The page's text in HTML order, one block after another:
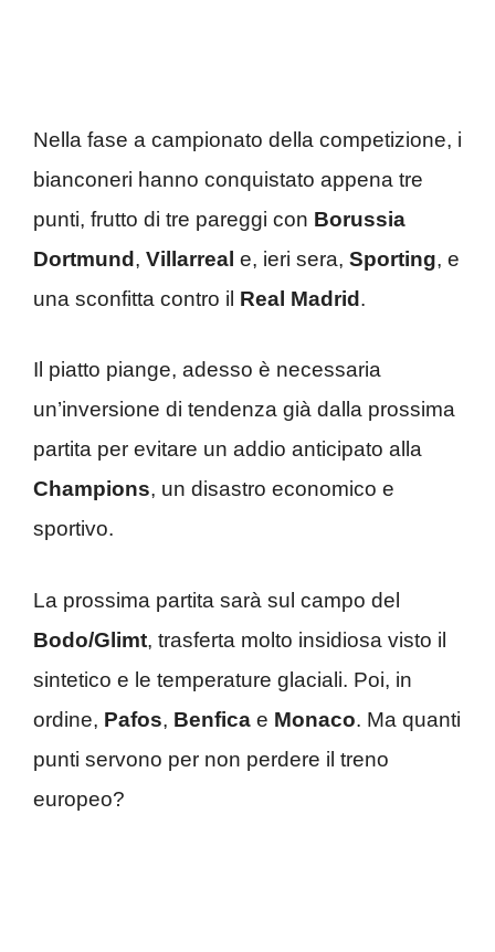
Nella fase a campionato della competizione, i
bianconeri hanno conquistato appena tre
punti, frutto di tre pareggi con Borussia
Dortmund , Villarreal e, ieri sera, Sporting, e
una sconfitta contro il Real Madrid .
Il piatto piange, adesso è necessaria
un’inversione di tendenza già dalla prossima
partita per evitare un addio anticipato alla
Champions, un disastro economico e
sportivo.
La prossima partita sarà sul campo del
Bodo/Glimt, trasferta molto insidiosa visto il
sintetico e le temperature glaciali. Poi, in
ordine, Pafos, Benfica e Monaco. Ma quanti
punti servono per non perdere il treno
europeo?